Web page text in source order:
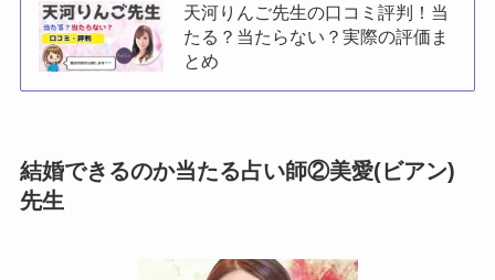
天河りんご先生の口コミ評判！当
たる？当たらない？実際の評価ま
とめ
結婚できるのか当たる占い師②美愛(ビアン)
先生